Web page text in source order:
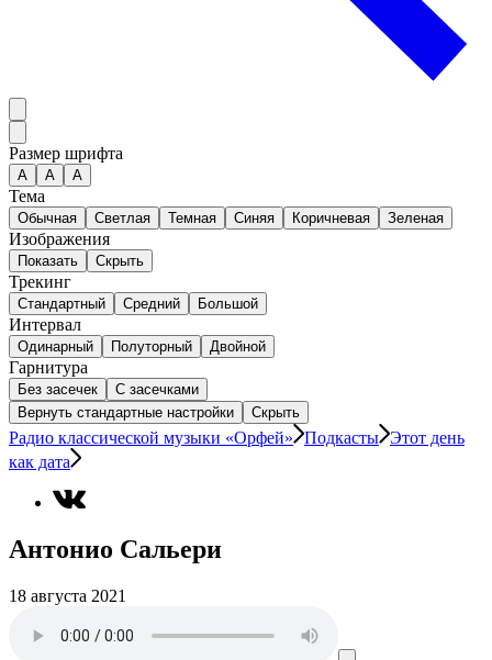
Размер шрифта
А A A
Тема
Обычная Светлая Темная Синяя Коричневая Зеленая
Изображения
Показать Скрыть
Трекинг
Стандартный Средний Большой
Интервал
Одинарный Полуторный Двойной
Гарнитура
Без засечек
С засечками
Вернуть стандартные настройки
Скрыть
Радио классической музыки «Орфей» Подкасты Этот день
как дата
Антонио Сальери
18 августа 2021